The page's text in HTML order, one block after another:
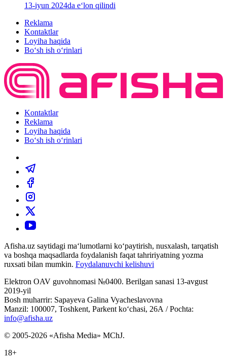
13-iyun 2024da e‘lon qilindi
Reklama
Kontaktlar
Loyiha haqida
Bo‘sh ish o‘rinlari
Kontaktlar
Reklama
Loyiha haqida
Bo‘sh ish o‘rinlari
Afisha.uz saytidagi ma‘lumotlarni ko‘paytirish, nusxalash, tarqatish
va boshqa maqsadlarda foydalanish faqat tahririyatning yozma
ruxsati bilan mumkin. Foydalanuvchi kelishuvi
Elektron OAV guvohnomasi №0400. Berilgan sanasi 13-avgust
2019-yil
Bosh muharrir: Sapayeva Galina Vyacheslavovna
Manzil: 100007, Toshkent, Parkent ko‘chasi, 26А / Pochta:
info@afisha.uz
© 2005-2026 «Afisha Media» MChJ.
18+